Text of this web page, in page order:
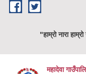
Skip to main content
"हाम्रो नारा
महादेवा